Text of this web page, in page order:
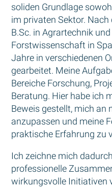
soliden Grundlage
im privaten Sektor.
B.Sc. in Agrartechnik
Forstwissenschaft in
Jahre in verschiedenen
gearbeitet. Meine
Bereiche Forschung,
Beratung. Hier habe ich
Beweis gestellt, mich an
anzupassen und meine
praktische Erfahrung zu
Ich zeichne mich
professionelle
wirkungsvolle Initiativen